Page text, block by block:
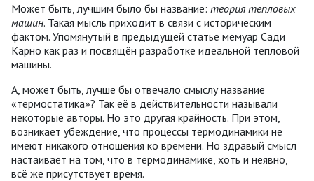
Может быть, лучшим было бы название: теория тепловых
машин. Такая мысль приходит в связи с историческим
фактом. Упомянутый в предыдущей статье мемуар Сади
Карно как раз и посвящён разработке идеальной тепловой
машины.
А, может быть, лучше бы отвечало смыслу название
«термостатика»? Так её в действительности называли
некоторые авторы. Но это другая крайность. При этом,
возникает убеждение, что процессы термодинамики не
имеют никакого отношения ко времени. Но здравый смысл
настаивает на том, что в термодинамике, хоть и неявно,
всё же присутствует время.